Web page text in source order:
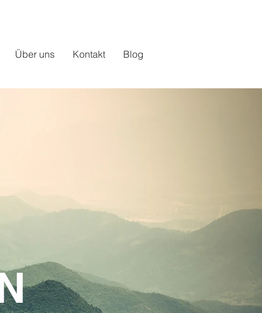
Über uns Kontakt Blog